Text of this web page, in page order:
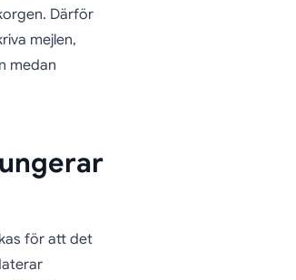
Därför
mejlen,
medan
för att det